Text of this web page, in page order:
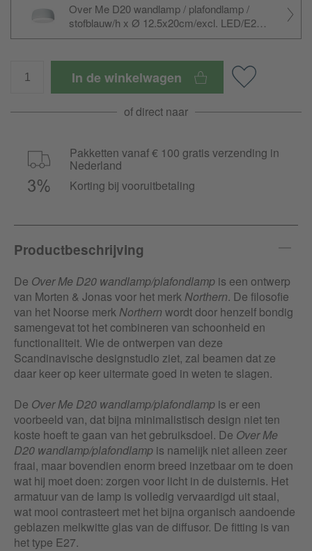
Over Me D20 wandlamp / plafondlamp /
stofblauw/h x Ø 12.5x20cm/excl. LED/E27/
2x7W/220-240V 50Hz
In de winkelwagen
of direct naar
Pakketten vanaf € 100 gratis verzending in
Nederland
Korting bij vooruitbetaling
Productbeschrijving
De Over Me D20 wandlamp/plafondlamp is een ontwerp
van Morten & Jonas voor het merkNorthern. De filosofie
van het Noorse merkNorthern wordt door henzelf bondig
samengevat tot het combineren van schoonheid en
functionaliteit. Wie de ontwerpen van deze
Scandinavische designstudio ziet, zal beamen dat ze
daar keer op keer uitermate goed in weten te slagen.
De Over Me D20 wandlamp/plafondlamp is er een
voorbeeld van, dat bijna minimalistisch design niet ten
koste hoeft te gaan van het gebruiksdoel. De Over Me
D20 wandlamp/plafondlamp is namelijk niet alleen zeer
fraai, maar bovendien enorm breed inzetbaar om te doen
wat hij moet doen: zorgen voor licht in de duisternis. Het
armatuur van de lamp is volledig vervaardigd uit staal,
wat mooi contrasteert met het bijna organisch aandoende
geblazen melkwitte glas van de diffusor. De fitting is van
het type E27.